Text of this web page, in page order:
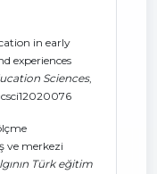
in early
experiences
Sciences,
ve merkezi
Türk eğitim